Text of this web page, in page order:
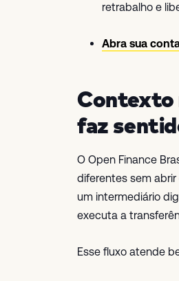
retrabalho e
Abra sua
Contexto
faz
O Open Finance
diferentes sem abrir
um intermediário
executa a
Esse fluxo atende